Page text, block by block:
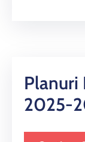
Planuri
2025-